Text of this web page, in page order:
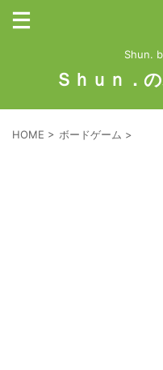
Shun.
Ｓｈｕｎ．
HOME > ボードゲーム >